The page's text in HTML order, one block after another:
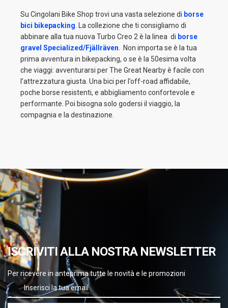
Su Cingolani Bike Shop trovi una vasta selezione di borse
bici bikepacking . La collezione che ti consigliamo di
abbinare alla tua nuova Turbo Creo 2 è la linea di borse
gravel Specialized/Fjällräven . Non importa se è la tua
prima avventura in bikepacking, o se è la 50esima volta
che viaggi: avventurarsi per The Great Nearby è facile con
l’attrezzatura giusta. Una bici per l’off-road affidabile,
poche borse resistenti, e abbigliamento confortevole e
performante. Poi bisogna solo godersi il viaggio, la
compagnia e la destinazione.
ISCRIVITI ALLA NOSTRA NEWSLETTER
Per ricevere in anteprima tutte le novità e le promozioni